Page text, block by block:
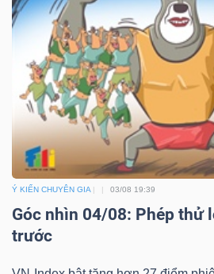
Ý KIẾN CHUYÊN GIA 03/08 19:39
Góc nhìn 04/08: Phép thử
trước
liệu
tài
chính